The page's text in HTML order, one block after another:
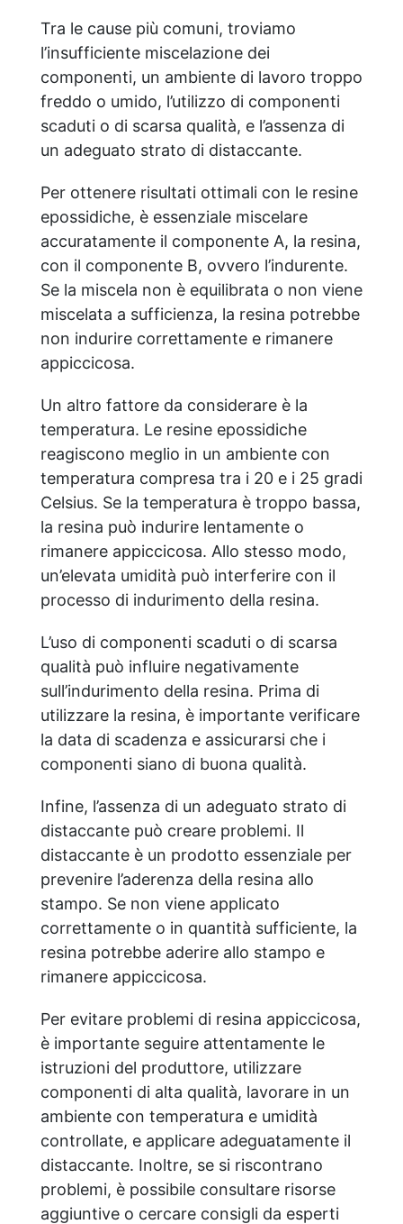
Tra le cause più comuni, troviamo
l’insufficiente miscelazione dei
componenti, un ambiente di lavoro troppo
freddo o umido, l’utilizzo di componenti
scaduti o di scarsa qualità, e l’assenza di
un adeguato strato di distaccante.
Per ottenere risultati ottimali con le resine
epossidiche, è essenziale miscelare
accuratamente il componente A, la resina,
con il componente B, ovvero l’indurente.
Se la miscela non è equilibrata o non viene
miscelata a sufficienza, la resina potrebbe
non indurire correttamente e rimanere
appiccicosa.
Un altro fattore da considerare è la
temperatura. Le resine epossidiche
reagiscono meglio in un ambiente con
temperatura compresa tra i 20 e i 25 gradi
Celsius. Se la temperatura è troppo bassa,
la resina può indurire lentamente o
rimanere appiccicosa. Allo stesso modo,
un’elevata umidità può interferire con il
processo di indurimento della resina.
L’uso di componenti scaduti o di scarsa
qualità può influire negativamente
sull’indurimento della resina. Prima di
utilizzare la resina, è importante verificare
la data di scadenza e assicurarsi che i
componenti siano di buona qualità.
Infine, l’assenza di un adeguato strato di
distaccante può creare problemi. Il
distaccante è un prodotto essenziale per
prevenire l’aderenza della resina allo
stampo. Se non viene applicato
correttamente o in quantità sufficiente, la
resina potrebbe aderire allo stampo e
rimanere appiccicosa.
Per evitare problemi di resina appiccicosa,
è importante seguire attentamente le
istruzioni del produttore, utilizzare
componenti di alta qualità, lavorare in un
ambiente con temperatura e umidità
controllate, e applicare adeguatamente il
distaccante. Inoltre, se si riscontrano
problemi, è possibile consultare risorse
aggiuntive o cercare consigli da esperti